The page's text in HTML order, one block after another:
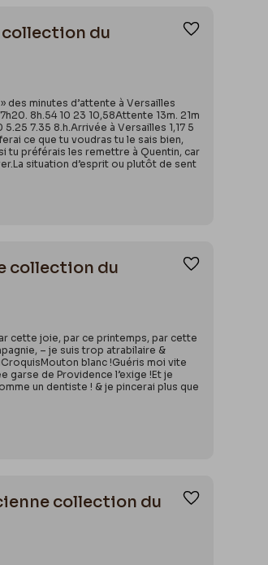
collection du
des minutes d’attente à Versailles
8h.54 10 23 10,58Attente 13m. 21m
7.35 8.h.Arrivée à Versailles 1,17 5
ce que tu voudras tu le sais bien,
tu préférais les remettre à Quentin, car
situation d’esprit ou plutôt de sent
Ajouter
collection du
cette joie, par ce printemps, par cette
– je suis trop atrabilaire &
blanc !Guéris moi vite
garse de Providence l’exige !Et je
un dentiste ! & je pincerai plus que
Ajouter
collection du
Ajouter